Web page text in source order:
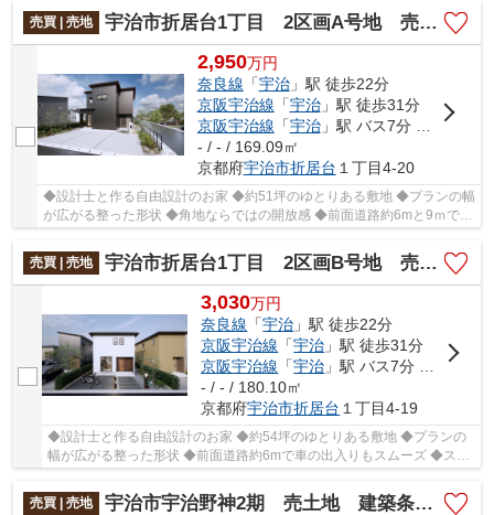
売買 | 売地
宇治市折居台1丁目 2区画A号地 売土地 建築条件付き
2,950万円
奈良線 「宇治」駅 徒歩22分
京阪宇治線 「宇治」駅 徒歩31分
京阪宇治線 「宇治」駅 バス7分 「琵琶台口」 停歩9分
- / - / 169.09㎡
京都府宇治市折居台 １丁目4-20
◆設計士と作る自由設計のお家 ◆約51坪のゆとりある敷地 ◆プランの幅
が広がる整った形状 ◆角地ならではの開放感 ◆前面道路約6mと9ｍで車
売買 | 売地
宇治市折居台1丁目 2区画B号地 売土地 建築条件付き
3,030万円
奈良線 「宇治 」駅 徒歩22分
京阪宇治線 「宇治 」駅 徒歩31分
京阪宇治線 「宇治 」駅 バス7分 「琵琶台口」 停歩9分
- / - / 180.10㎡
京都府宇治市折居台 １丁目4-19
◆設計士と作る自由設計のお家 ◆約54坪のゆとりある敷地 ◆プランの
幅が広がる整った形状 ◆前面道路約6mで車の出入りもスムーズ ◆スー
売買 | 売地
宇治市宇治野神2期 売土地 建築条件付き